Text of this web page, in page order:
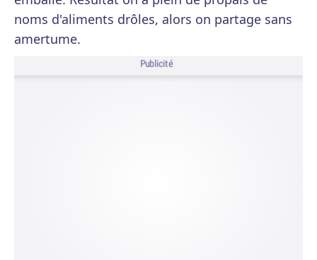
noms d'aliments drôles, alors on partage sans
amertume.
Publicité